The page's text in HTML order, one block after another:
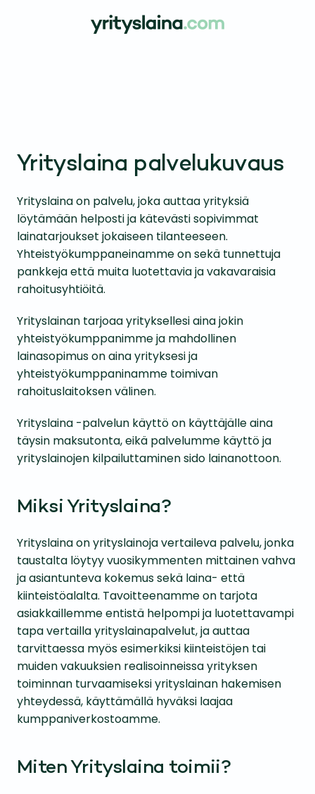
Yrityslaina palvelukuvaus
Yrityslaina on palvelu, joka auttaa yrityksiä
löytämään helposti ja kätevästi sopivimmat
lainatarjoukset jokaiseen tilanteeseen.
Yhteistyökumppaneinamme on sekä tunnettuja
pankkeja että muita luotettavia ja vakavaraisia
rahoitusyhtiöitä.
Yrityslainan tarjoaa yrityksellesi aina jokin
yhteistyökumppanimme ja mahdollinen
lainasopimus on aina yrityksesi ja
yhteistyökumppaninamme toimivan
rahoituslaitoksen välinen.
Yrityslaina -palvelun käyttö on käyttäjälle aina
täysin maksutonta, eikä palvelumme käyttö ja
yrityslainojen kilpailuttaminen sido lainanottoon.
Miksi Yrityslaina?
Yrityslaina on yrityslainoja vertaileva palvelu, jonka
taustalta löytyy vuosikymmenten mittainen vahva
ja asiantunteva kokemus sekä laina- että
kiinteistöalalta. Tavoitteenamme on tarjota
asiakkaillemme entistä helpompi ja luotettavampi
tapa vertailla yrityslainapalvelut, ja auttaa
tarvittaessa myös esimerkiksi kiinteistöjen tai
muiden vakuuksien realisoinneissa yrityksen
toiminnan turvaamiseksi yrityslainan hakemisen
yhteydessä, käyttämällä hyväksi laajaa
kumppaniverkostoamme.
Miten Yrityslaina toimii?